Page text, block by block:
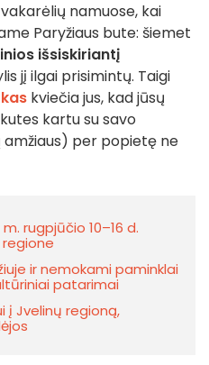
namuose, kai
Paryžiaus bute: šiemet
išsiskiriantį
jį ilgai prisimintų. Taigi
kviečia jus, kad jūsų
kartu su savo
amžiaus) per popietę ne
rugpjūčio 10–16 d.
ir nemokami paminklai
patarimai
į Jvelinų regioną,